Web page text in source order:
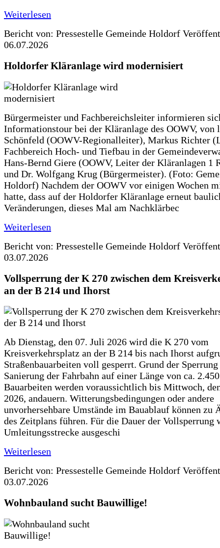
Weiterlesen
Bericht von: Pressestelle Gemeinde Holdorf
06.07.2026
Holdorfer Kläranlage wird modernisiert
Bürgermeister und Fachbereichsleiter informieren
Informationstour bei der Kläranlage des OOWV, von
Schönfeld (OOWV-Regionalleiter), Markus Richter
Fachbereich Hoch- und Tiefbau in der
Hans-Bernd Giere (OOWV, Leiter der Kläranlagen 1
und Dr. Wolfgang Krug (Bürgermeister). (Foto:
Holdorf) Nachdem der OOWV vor einigen Wochen
hatte, dass auf der Holdorfer Kläranlage erneut
Veränderungen, dieses Mal am Nachklärbec
Weiterlesen
Bericht von: Pressestelle Gemeinde Holdorf
03.07.2026
Vollsperrung der K 270 zwischen dem
an der B 214 und Ihorst
Ab Dienstag, den 07. Juli 2026 wird die K 270 vom
Kreisverkehrsplatz an der B 214 bis nach Ihorst
Straßenbauarbeiten voll gesperrt. Grund der
Sanierung der Fahrbahn auf einer Länge von ca.
Bauarbeiten werden voraussichtlich bis Mittwoch,
2026, andauern. Witterungsbedingungen oder andere
unvorhersehbare Umstände im Bauablauf können zu
des Zeitplans führen. Für die Dauer der Vollsperrung
Umleitungsstrecke ausgeschi
Weiterlesen
Bericht von: Pressestelle Gemeinde Holdorf
03.07.2026
Wohnbauland sucht Bauwillige!